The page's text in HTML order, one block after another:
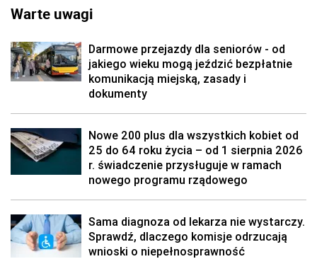
Warte uwagi
Darmowe przejazdy dla seniorów - od
jakiego wieku mogą jeździć bezpłatnie
komunikacją miejską, zasady i
dokumenty
Nowe 200 plus dla wszystkich kobiet od
25 do 64 roku życia – od 1 sierpnia 2026
r. świadczenie przysługuje w ramach
nowego programu rządowego
Sama diagnoza od lekarza nie wystarczy.
Sprawdź, dlaczego komisje odrzucają
wnioski o niepełnosprawność